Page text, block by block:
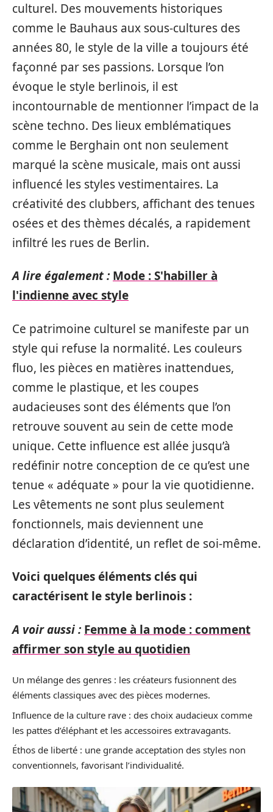
culturel. Des mouvements historiques
comme le Bauhaus aux sous-cultures des
années 80, le style de la ville a toujours été
façonné par ses passions. Lorsque l’on
évoque le style berlinois, il est
incontournable de mentionner l’impact de la
scène techno. Des lieux emblématiques
comme le Berghain ont non seulement
marqué la scène musicale, mais ont aussi
influencé les styles vestimentaires. La
créativité des clubbers, affichant des tenues
osées et des thèmes décalés, a rapidement
infiltré les rues de Berlin.
A lire également : Mode : S'habiller à
l'indienne avec style
Ce patrimoine culturel se manifeste par un
style qui refuse la normalité. Les couleurs
fluo, les pièces en matières inattendues,
comme le plastique, et les coupes
audacieuses sont des éléments que l’on
retrouve souvent au sein de cette mode
unique. Cette influence est allée jusqu’à
redéfinir notre conception de ce qu’est une
tenue « adéquate » pour la vie quotidienne.
Les vêtements ne sont plus seulement
fonctionnels, mais deviennent une
déclaration d’identité, un reflet de soi-même.
Voici quelques éléments clés qui
caractérisent le style berlinois :
A voir aussi : Femme à la mode : comment
affirmer son style au quotidien
Un mélange des genres : les créateurs fusionnent des
éléments classiques avec des pièces modernes.
Influence de la culture rave : des choix audacieux comme
les pattes d’éléphant et les accessoires extravagants.
Éthos de liberté : une grande acceptation des styles non
conventionnels, favorisant l’individualité.